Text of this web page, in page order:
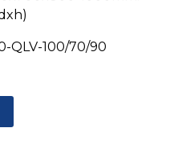
QLV-100/70/90